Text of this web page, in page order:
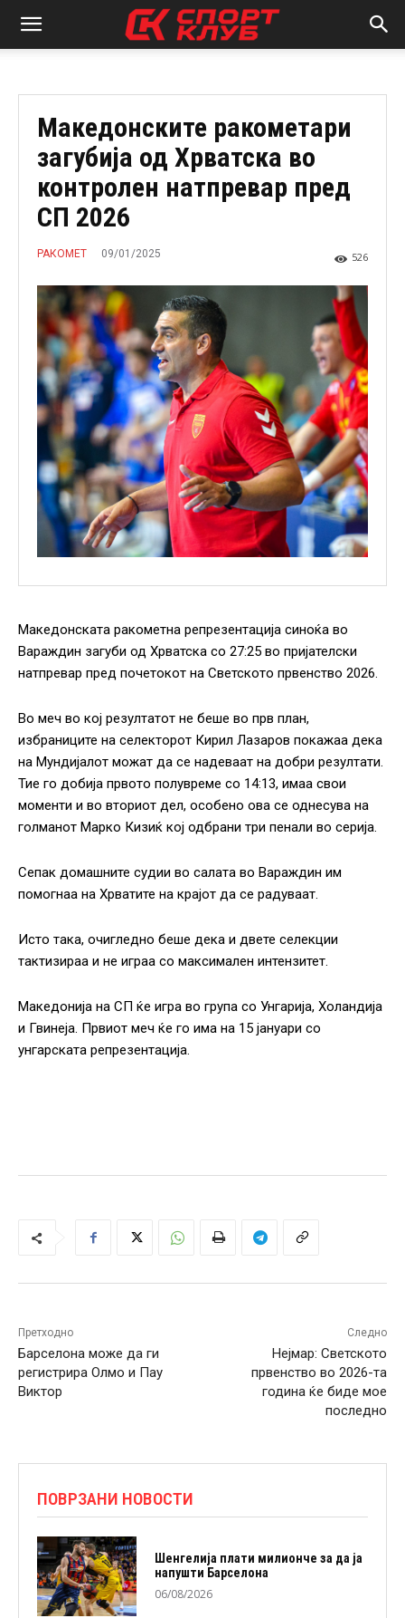
Македонските ракометари
загубија од Хрватска во
контролен натпревар пред
СП 2026
РАКОМЕТ 09/01/2025 526
Македонската ракометна репрезентација синоќа во
Вараждин загуби од Хрватска со 27:25 во пријателски
натпревар пред почетокот на Светското првенство 2026.
Во меч во кој резултатот не беше во прв план,
избраниците на селекторот Кирил Лазаров покажаа дека
на Мундијалот можат да се надеваат на добри резултати.
Тие го добија првото полувреме со 14:13, имаа свои
моменти и во вториот дел, особено ова се однесува на
голманот Марко Кизиќ кој одбрани три пенали во серија.
Сепак домашните судии во салата во Вараждин им
помогнаа на Хрватите на крајот да се радуваат.
Исто така, очигледно беше дека и двете селекции
тактизираа и не играа со максимален интензитет.
Македонија на СП ќе игра во група со Унгарија, Холандија
и Гвинеја. Првиот меч ќе го има на 15 јануари со
унгарската репрезентација.
Претходно
Барселона може да ги
регистрира Олмо и Пау
Виктор
Следно
Нејмар: Светското
првенство во 2026-та
година ќе биде мое
последно
ПОВРЗАНИ НОВОСТИ
Шенгелија плати милионче за да ја
напушти Барселона
06/08/2026